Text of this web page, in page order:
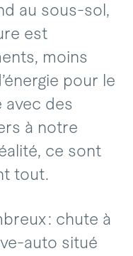
au sous-sol,
est
moins
pour le
avec des
à notre
ce sont
tout.
: chute à
auto situé